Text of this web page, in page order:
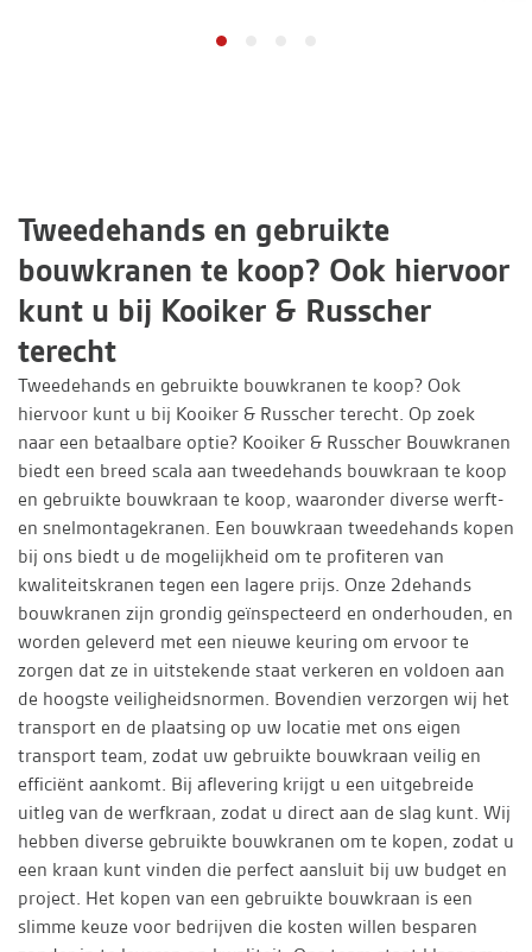
Tweedehands en gebruikte
bouwkranen te koop? Ook hiervoor
kunt u bij Kooiker & Russcher
terecht
Tweedehands en gebruikte bouwkranen te koop? Ook
hiervoor kunt u bij Kooiker & Russcher terecht. Op zoek
naar een betaalbare optie? Kooiker & Russcher Bouwkranen
biedt een breed scala aan tweedehands bouwkraan te koop
en gebruikte bouwkraan te koop, waaronder diverse werft-
en snelmontagekranen. Een bouwkraan tweedehands kopen
bij ons biedt u de mogelijkheid om te profiteren van
kwaliteitskranen tegen een lagere prijs. Onze 2dehands
bouwkranen zijn grondig geïnspecteerd en onderhouden, en
worden geleverd met een nieuwe keuring om ervoor te
zorgen dat ze in uitstekende staat verkeren en voldoen aan
de hoogste veiligheidsnormen. Bovendien verzorgen wij het
transport en de plaatsing op uw locatie met ons eigen
transport team, zodat uw gebruikte bouwkraan veilig en
efficiënt aankomt. Bij aflevering krijgt u een uitgebreide
uitleg van de werfkraan, zodat u direct aan de slag kunt. Wij
hebben diverse gebruikte bouwkranen om te kopen, zodat u
een kraan kunt vinden die perfect aansluit bij uw budget en
project. Het kopen van een gebruikte bouwkraan is een
slimme keuze voor bedrijven die kosten willen besparen